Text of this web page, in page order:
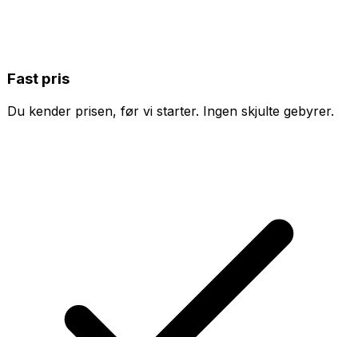
Fast pris
Du kender prisen, før vi starter. Ingen skjulte gebyrer.